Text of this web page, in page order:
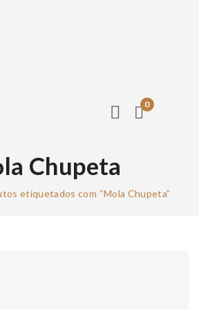
0
Chupeta
etiquetados com “Mola Chupeta”